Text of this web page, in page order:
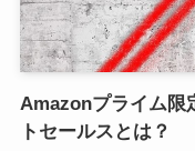
Amazonプライム限
トセールスとは？